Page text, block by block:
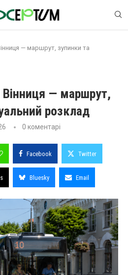
— маршрут, зупинки та
— маршрут,
розклад
0 коментарі
Facebook Twitter
Bluesky Email